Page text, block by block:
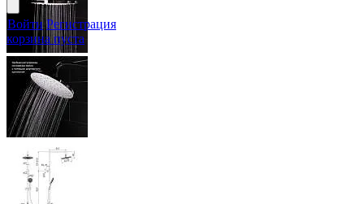
Войти Регистрация
корзина пуста